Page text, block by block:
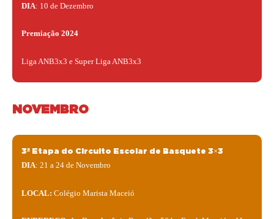
DIA: 10 de Dezembro
Premiação 2024
Liga ANB3x3 e Super Liga ANB3x3
NOVEMBRO
3ª Etapa do Circuito Escolar de Basquete 3×3
DIA: 21 a 24 de Novembro
LOCAL: Colégio Marista Maceió